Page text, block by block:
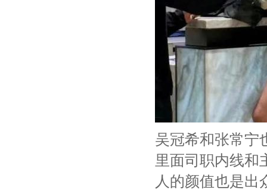
吴冠希和张常宁
里面司职内线和
人的颜值也是出